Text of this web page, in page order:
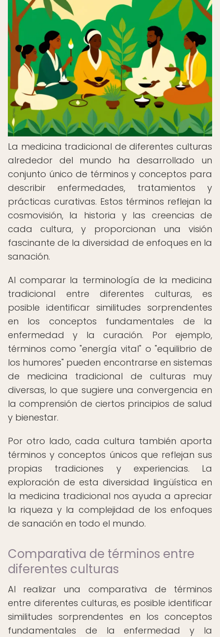
La medicina tradicional de diferentes culturas
alrededor del mundo ha desarrollado un
conjunto único de términos y conceptos para
describir enfermedades, tratamientos y
prácticas curativas. Estos términos reflejan la
cosmovisión, la historia y las creencias de
cada cultura, y proporcionan una visión
fascinante de la diversidad de enfoques en la
sanación.
Al comparar la terminología de la medicina
tradicional entre diferentes culturas, es
posible identificar similitudes sorprendentes
en los conceptos fundamentales de la
enfermedad y la curación. Por ejemplo,
términos como "energía vital" o "equilibrio de
los humores" pueden encontrarse en sistemas
de medicina tradicional de culturas muy
diversas, lo que sugiere una convergencia en
la comprensión de ciertos principios de salud
y bienestar.
Por otro lado, cada cultura también aporta
términos y conceptos únicos que reflejan sus
propias tradiciones y experiencias. La
exploración de esta diversidad lingüística en
la medicina tradicional nos ayuda a apreciar
la riqueza y la complejidad de los enfoques
de sanación en todo el mundo.
Comparativa de términos entre
diferentes culturas
Al realizar una comparativa de términos
entre diferentes culturas, es posible identificar
similitudes sorprendentes en los conceptos
fundamentales de la enfermedad y la